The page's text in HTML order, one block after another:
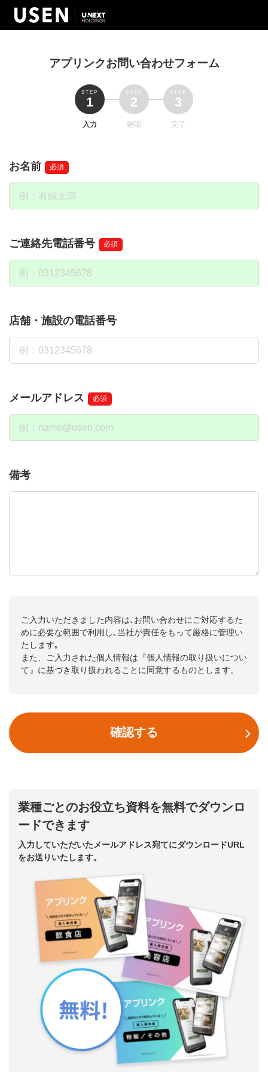
アプリンクお問い合わせフォーム
入力 確認 完了
お名前 必須
ご連絡先電話番号 必須
店舗・施設の電話番号
メールアドレス 必須
備考
ご入力いただきました内容は､お問い合わせにご対応するた
めに必要な範囲で利用し､当社が責任をもって厳格に管理い
たします｡
また、ご入力された個人情報は『個人情報の取り扱いについ
て 』に基づき取り扱われることに同意するものとします。
確認する
業種ごとのお役立ち資料を無料でダウンロ
ードできます
入力していただいたメールアドレス宛てにダウンロードURL
をお送りいたします。